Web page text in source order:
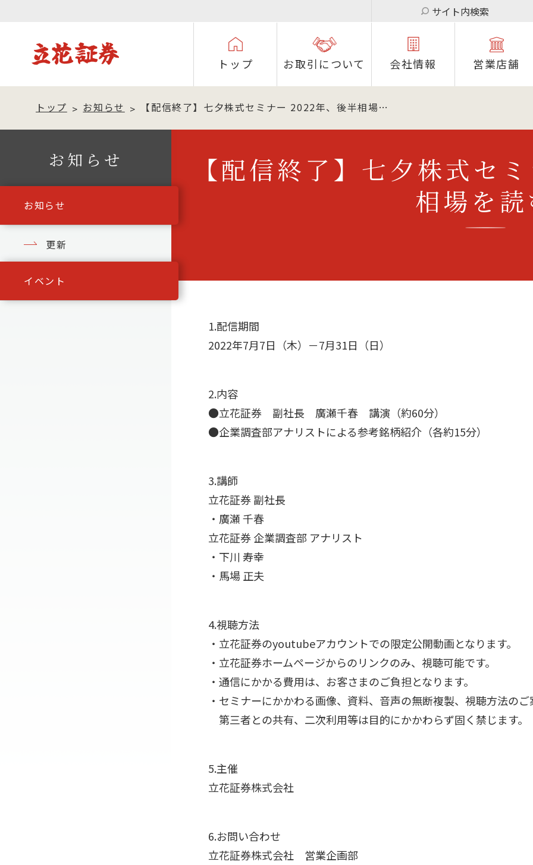
サイト内検索
トップ お取引について 会社情報 営業店舗
トップ お知らせ 【配信終了】七夕株式セミナー 2022年、後半相場…
お知らせ
お知らせ
更新
イベント
【配信終了】七夕株式セ
相場を読
1.配信期間
2022年7月7日（木）－7月31日（日）
2.内容
●立花証券 副社長 廣瀬千春 講演（約60分）
●企業調査部アナリストによる参考銘柄紹介（各約15分）
3.講師
立花証券 副社長
・廣瀬 千春
立花証券 企業調査部 アナリスト
・下川 寿幸
・馬場 正夫
4.視聴方法
・立花証券のyoutubeアカウントでの限定公開動画となります。
・立花証券ホームページからのリンクのみ、視聴可能です。
・通信にかかる費用は、お客さまのご負担となります。
・セミナーにかかわる画像、資料、音声の無断複製、視聴方法の
第三者との共有、二次利用等は目的にかかわらず固く禁じます。
5.主催
立花証券株式会社
6.お問い合わせ
立花証券株式会社 営業企画部